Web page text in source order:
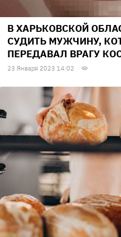
В ХАРЬКОВСКОЙ
СУДИТЬ МУЖЧИНУ,
ПЕРЕДАВАЛ ВРАГУ
23 Января 2023 14:02